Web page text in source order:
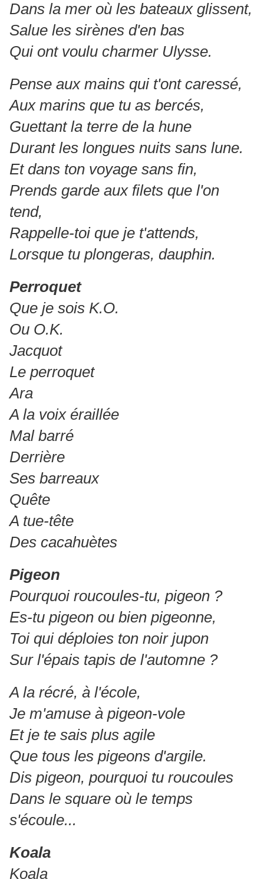
Dans la mer où les bateaux glissent,
Salue les sirènes d'en bas
Qui ont voulu charmer Ulysse.
Pense aux mains qui t'ont caressé,
Aux marins que tu as bercés,
Guettant la terre de la hune
Durant les longues nuits sans lune.
Et dans ton voyage sans fin,
Prends garde aux filets que l'on
tend,
Rappelle-toi que je t'attends,
Lorsque tu plongeras, dauphin.
Perroquet
Que je sois K.O.
Ou O.K.
Jacquot
Le perroquet
Ara
A la voix éraillée
Mal barré
Derrière
Ses barreaux
Quête
A tue-tête
Des cacahuètes
Pigeon
Pourquoi roucoules-tu, pigeon ?
Es-tu pigeon ou bien pigeonne,
Toi qui déploies ton noir jupon
Sur l'épais tapis de l'automne ?
A la récré, à l'école,
Je m'amuse à pigeon-vole
Et je te sais plus agile
Que tous les pigeons d'argile.
Dis pigeon, pourquoi tu roucoules
Dans le square où le temps
s'écoule...
Koala
Koala